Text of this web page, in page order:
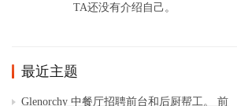
TA还没有介绍自己。
最近主题
Glenorchy 中餐厅招聘前台和后厨帮工。 前